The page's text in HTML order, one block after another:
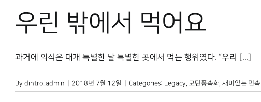
우린 밖에서 먹어요
과거에 외식은 대개 특별한 날 특별한 곳에서 먹는 행위였다. “우리 [...]
By dintro_admin 2018년 7월 12일 Categories: Legacy 모던풍속화 재미있는 민속